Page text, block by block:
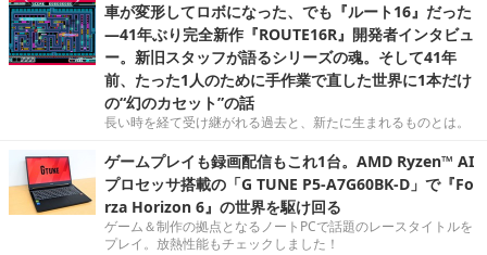
車が変形してロボになった、でも『ルート16』だった
―41年ぶり完全新作『ROUTE16R』開発者インタビュ
ー。新旧スタッフが語るシリーズの魂。そして41年
前、たった1人のために手作業で直した世界に1本だけ
の“幻のカセット”の話
長い時を経て受け継がれる過去と、新たに生まれるものとは。
ゲームプレイも録画配信もこれ1台。AMD Ryzen™ AI
プロセッサ搭載の「G TUNE P5-A7G60BK-D」で『Fo
rza Horizon 6』の世界を駆け回る
ゲーム＆制作の拠点となるノートPCで話題のレースタイトルを
プレイ。放熱性能もチェックしました！